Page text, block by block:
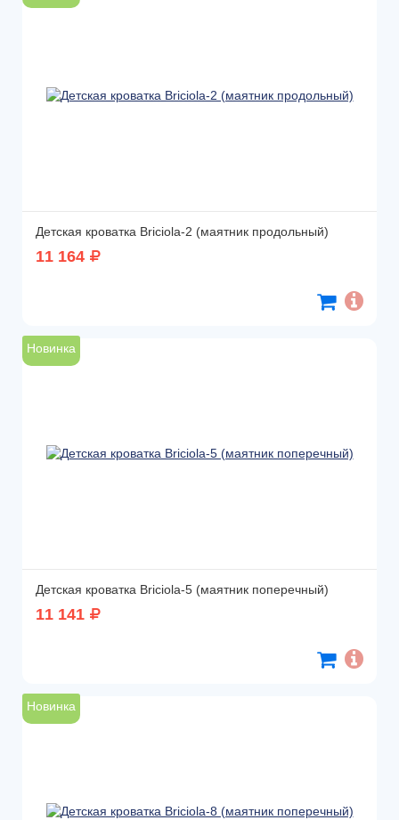
Детская кроватка Briciola-2 (маятник продольный)
11 164
Новинка
Детская кроватка Briciola-5 (маятник поперечный)
11 141
Новинка